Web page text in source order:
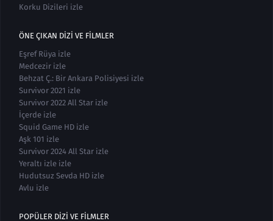
Korku Dizileri izle
ÖNE ÇIKAN DIZI VE FILMLER
Eşref Rüya izle
Medcezir izle
Behzat Ç.: Bir Ankara Polisiyesi izle
Survivor 2021 izle
Survivor 2022 All Star izle
İçerde izle
Squid Game HD izle
Aşk 101 izle
Survivor 2024 All Star izle
Yeraltı izle izle
Hudutsuz Sevda HD izle
Avlu izle
POPÜLER DIZI VE FILMLER